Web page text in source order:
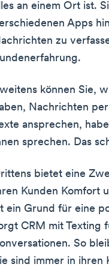
an einem Ort ist.
Apps
zu
können Sie,
Nachrichten
ansprechen,
sprechen. Das
bietet eine
Kunden Komfort
ein Grund für eine
CRM mit Texting
So
sind immer in ihren